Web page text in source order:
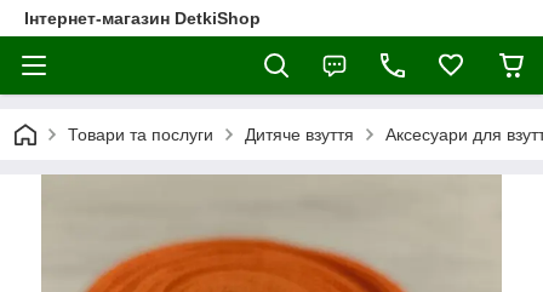
Інтернет-магазин DetkiShop
Товари та послуги Дитяче взуття Аксесуари для